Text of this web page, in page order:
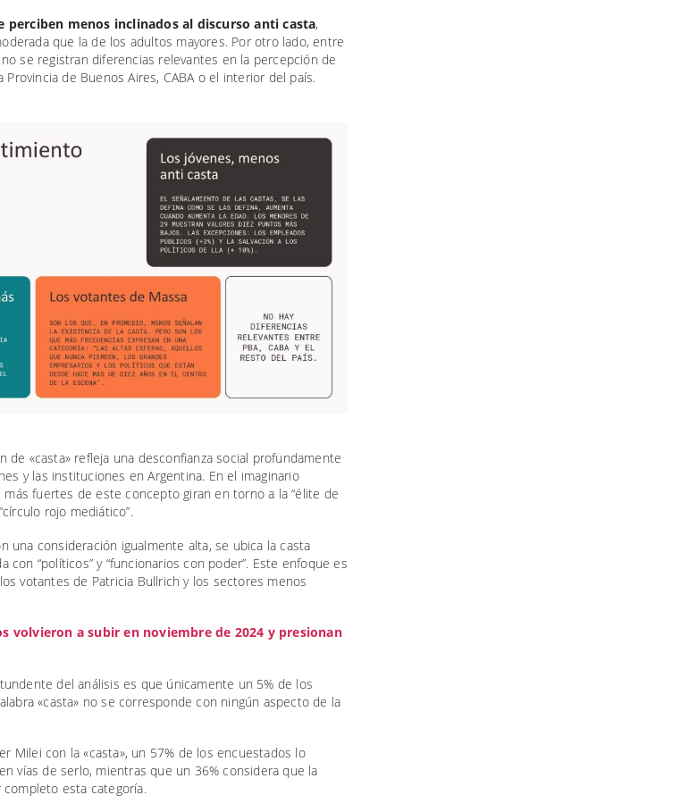
perciben menos inclinados al discurso anti casta,
que la de los adultos mayores. Por otro lado, entre
se registran diferencias relevantes en la percepción de
Provincia de Buenos Aires, CABA o el interior del país.
de «casta» refleja una desconfianza social profundamente
y las instituciones en Argentina. En el imaginario
fuertes de este concepto giran en torno a la “élite de
rojo mediático”.
una consideración igualmente alta, se ubica la casta
con “políticos” y “funcionarios con poder”. Este enfoque es
votantes de Patricia Bullrich y los sectores menos
volvieron a subir en noviembre de 2024 y presionan
del análisis es que únicamente un 5% de los
«casta» no se corresponde con ningún aspecto de la
Milei con la «casta», un 57% de los encuestados lo
vías de serlo, mientras que un 36% considera que la
esta categoría.